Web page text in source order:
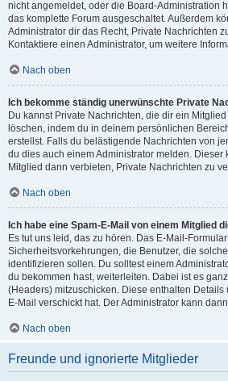
nicht angemeldet, oder die Board-Administration
das komplette Forum ausgeschaltet. Außerdem
Administrator dir das Recht, Private Nachrichten
Kontaktiere einen Administrator, um weitere
Nach oben
Ich bekomme ständig unerwünschte Private
Du kannst Private Nachrichten, die dir ein
löschen, indem du in deinem persönlichen
erstellst. Falls du belästigende Nachrichten von
du dies auch einem Administrator melden. Dieser
Mitglied dann verbieten, Private Nachrichten zu
Nach oben
Ich habe eine Spam-E-Mail von einem Mitglied
Es tut uns leid, das zu hören. Das E-Mail-
Sicherheitsvorkehrungen, die Benutzer, die
identifizieren sollen. Du solltest einem
du bekommen hast, weiterleiten. Dabei ist es
(Headers) mitzuschicken. Diese enthalten Details
E-Mail verschickt hat. Der Administrator kann
Nach oben
Freunde und ignorierte Mitglieder